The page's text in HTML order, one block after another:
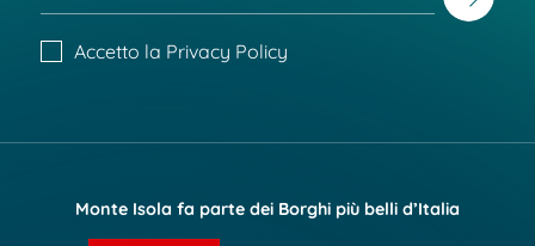
Accetto la Privacy Policy
Monte Isola fa parte dei Borghi più belli d’Italia